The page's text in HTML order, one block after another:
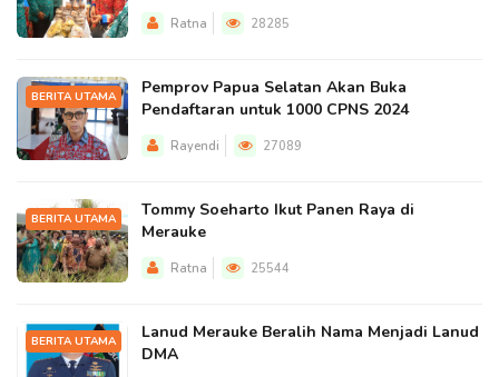
Ratna 28285
BERITA UTAMA
Pemprov Papua Selatan Akan Buka
Pendaftaran untuk 1000 CPNS 2024
Rayendi 27089
BERITA UTAMA
Tommy Soeharto Ikut Panen Raya di
Merauke
Ratna 25544
BERITA UTAMA
Lanud Merauke Beralih Nama Menjadi Lanud
DMA